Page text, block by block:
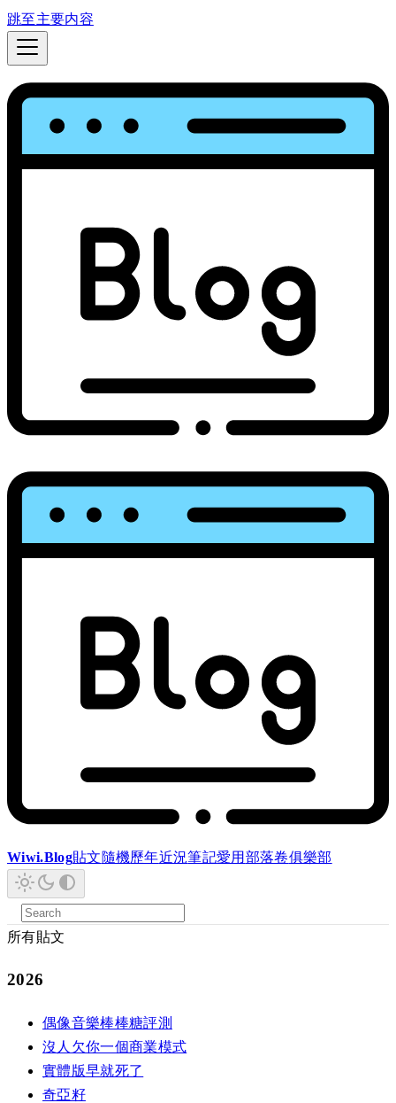
跳至主要内容
Wiwi.Blog貼文隨機歷年近況筆記愛用 部落卷俱樂部
所有貼文
2026
偶像音樂棒棒糖評測
沒人欠你一個商業模式
實體版早就死了
奇亞籽